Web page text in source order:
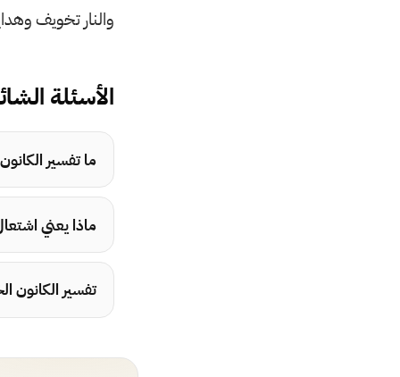
والنار تخويف
الأسئلة
ما تفسير
ماذا يعني
تفسير الكانون